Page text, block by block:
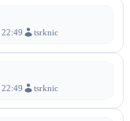
tsrknic
tsrknic